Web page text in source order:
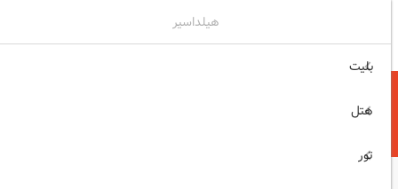
۰۲۱۷۷۶۵۵۹۶۰
هیلداسیر
بلیت
هتل
تور